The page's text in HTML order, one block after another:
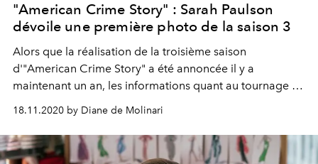
"American Crime Story" : Sarah Paulson
dévoile une première photo de la saison 3
Alors que la réalisation de la troisième saison
d'"American Crime Story" a été annoncée il y a
maintenant un an, les informations quant au tournage de
la série restaient bien secrètes. Jusqu'au 13 novembre
dernier, quand l'actrice Sarah Paulson a partagé un
cliché d'elle sur le tournage sur Instagram.
18.11.2020 by Diane de Molinari